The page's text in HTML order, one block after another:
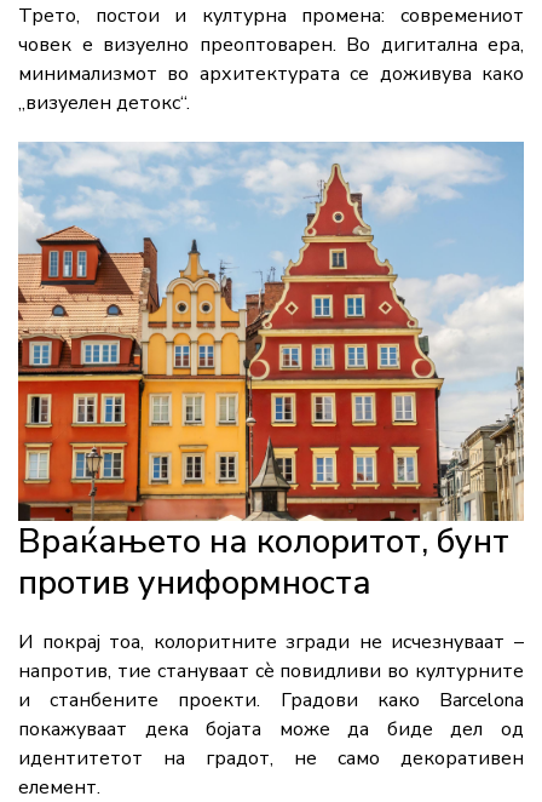
Трето, постои и културна промена: современиот
човек е визуелно преоптоварен. Во дигитална ера,
минимализмот во архитектурата се доживува како
„визуелен детокс“.
Враќањето на колоритот, бунт
против униформноста
И покрај тоа, колоритните згради не исчезнуваат –
напротив, тие стануваат сè повидливи во културните
и станбените проекти. Градови како Barcelona
покажуваат дека бојата може да биде дел од
идентитетот на градот, не само декоративен
елемент.